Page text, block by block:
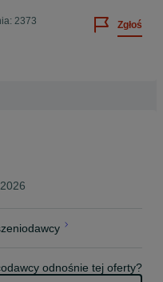
2373 Zgłoś
odnośnie tej oferty?